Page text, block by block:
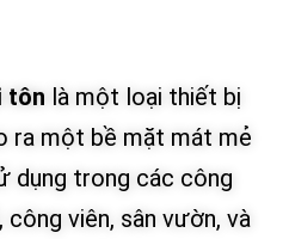
tôn là một loại thiết bị
ra một bề mặt mát mẻ
dụng trong các công
công viên, sân vườn, và